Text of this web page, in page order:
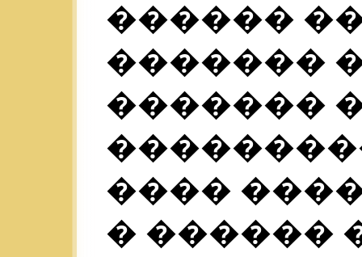
������
�������
�������
����
� ������